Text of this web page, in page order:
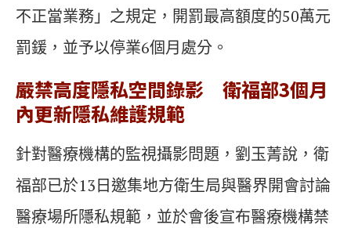
不正當業務」之規定，開罰最高額度的50萬元
罰鍰，並予以停業6個月處分。
嚴禁高度隱私空間錄影 衛福部3個月
內更新隱私維護規範
針對醫療機構的監視攝影問題，劉玉菁說，衛
福部已於13日邀集地方衛生局與醫界開會討論
醫療場所隱私規範，並於會後宣布醫療機構禁